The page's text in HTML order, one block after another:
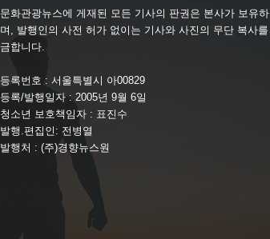
문화관광뉴스에 게재된 모든 기사의 판권은 본사가 보유하
며, 발행인의 사전 허가 없이는 기사와 사진의 무단 복사를
금합니다.
등록번호 : 서울특별시 아00829
등록/발행일자 : 2005년 9월 6일
청소년 보호책임자 : 표진수
발행.편집인: 전병열
발행처 : (주)경향뉴스원